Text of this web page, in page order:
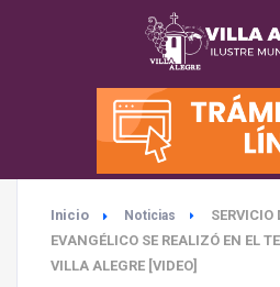
Inicio Noticias
SERVICIO
EVANGÉLICO SE REALIZÓ EN EL
VILLA ALEGRE [VIDEO]